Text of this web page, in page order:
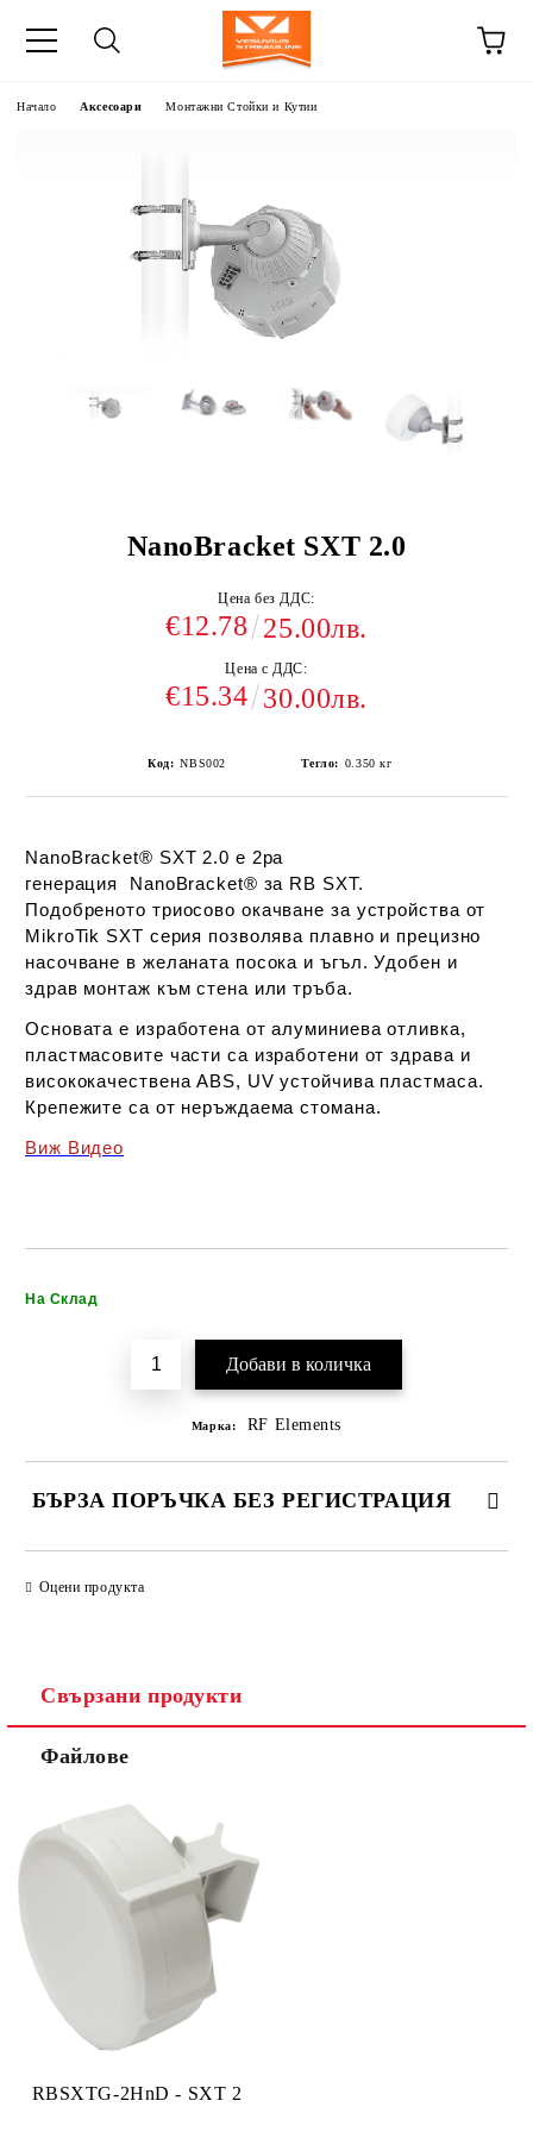
Начало Аксесоари Монтажни Стойки и Кутии
NanoBracket SXT 2.0
Цена без ДДС:
€12.78 25.00лв.
Цена с ДДС:
€15.34 30.00лв.
Код: NBS002 Тегло: 0.350 кг
NanoBracket® SXT 2.0 е 2ра
генерация NanoBracket® за RB SXT.
Подобреното триосово окачване за устройства от
MikroTik SXT серия позволява плавно и прецизно
насочване в желаната посока и ъгъл. Удобен и
здрав монтаж към стена или тръба.
Основата е изработена от алуминиева отливка,
пластмасовите части са изработени от здрава и
висококачествена ABS, UV устойчива пластмаса.
Крепежите са от неръждаема стомана.
Виж Видео
На Склад
Марка: RF Elements
БЪРЗА ПОРЪЧКА БЕЗ РЕГИСТРАЦИЯ
Ние ще се свържем с вас в рамките на работния ден.
Оцени продукта
Свързани продукти
Файлове
RBSXTG-2HnD - SXT 2